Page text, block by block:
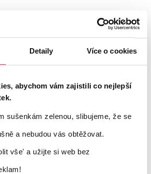
Detaily Více o cookies
abychom vám zajistili co nejlepší
sušenkám zelenou, slibujeme, že se
a nebudou vás obtěžovat.
vše' a užijte si web bez